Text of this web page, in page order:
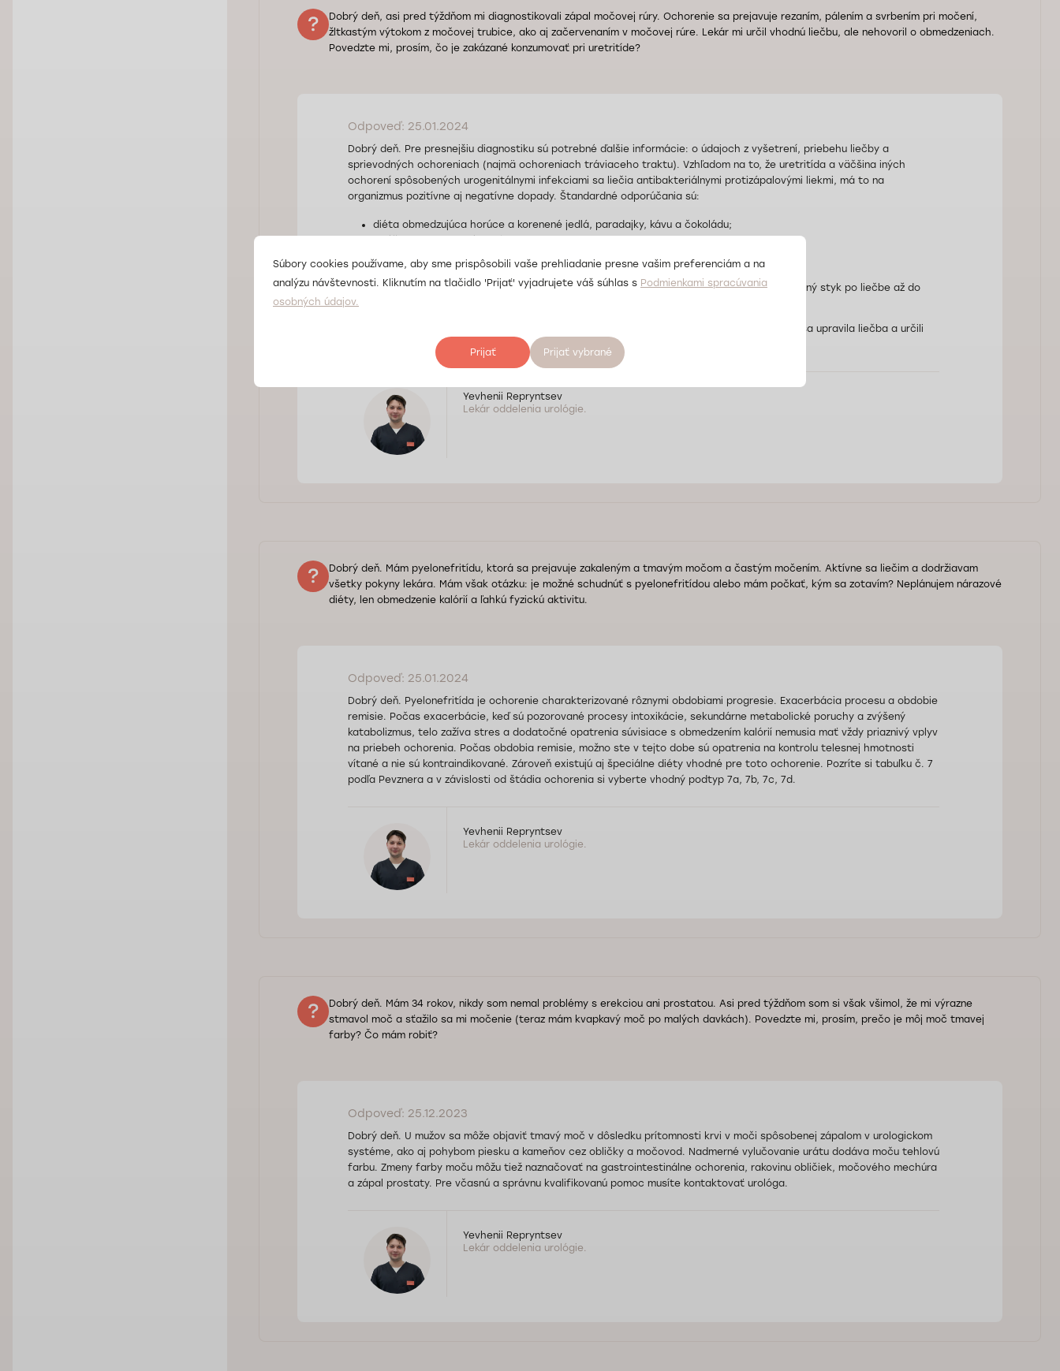
Dobrý deň, asi pred týždňom mi diagnostikovali zápal močovej rúry. Ochorenie sa prejavuje rezaním, pálením a svrbením pri močení,
žltkastým výtokom z močovej trubice, ako aj začervenaním v močovej rúre. Lekár mi určil vhodnú liečbu, ale nehovoril o obmedzeniach.
Povedzte mi, prosím, čo je zakázané konzumovať pri uretritíde?
Odpoveď: 25.01.2024
Dobrý deň. Pre presnejšiu diagnostiku sú potrebné ďalšie informácie: o údajoch z vyšetrení, priebehu liečby a
sprievodných ochoreniach (najmä ochoreniach tráviaceho traktu). Vzhľadom na to, že uretritída a väčšina iných
ochorení spôsobených urogenitálnymi infekciami sa liečia antibakteriálnymi protizápalovými liekmi, má to na
organizmus pozitívne aj negatívne dopady. Štandardné odporúčania sú:
diéta obmedzujúca horúce a korenené jedlá, paradajky, kávu a čokoládu;
hygiena vonkajších genitálií;
obmedzenie fyzickej aktivity počas obdobia antibakteriálnej terapie;
sexuálny pokoj (abstinencia od pohlavného styku) počas liečby, ako aj chránený pohlavný styk po liečbe až do
Ak sa stav zhorší a nie je pozitívna dynamika liečby, odporúča sa opätovné vyšetrenie, aby sa upravila liečba a určili
ďalšie postupy liečby. Prajeme Vám pekný deň a skoré uzdravenie.
Yevhenii Repryntsev
Lekár oddelenia urológie.
Dobrý deň. Mám pyelonefritídu, ktorá sa prejavuje zakaleným a tmavým močom a častým močením. Aktívne sa liečim a dodržiavam
všetky pokyny lekára. Mám však otázku: je možné schudnúť s pyelonefritídou alebo mám počkať, kým sa zotavím? Neplánujem nárazové
diéty, len obmedzenie kalórií a ľahkú fyzickú aktivitu.
Odpoveď: 25.01.2024
Dobrý deň. Pyelonefritída je ochorenie charakterizované rôznymi obdobiami progresie. Exacerbácia procesu a obdobie
remisie. Počas exacerbácie, keď sú pozorované procesy intoxikácie, sekundárne metabolické poruchy a zvýšený
katabolizmus, telo zažíva stres a dodatočné opatrenia súvisiace s obmedzením kalórií nemusia mať vždy priaznivý vplyv
na priebeh ochorenia. Počas obdobia remisie, možno ste v tejto dobe sú opatrenia na kontrolu telesnej hmotnosti
vítané a nie sú kontraindikované. Zároveň existujú aj špeciálne diéty vhodné pre toto ochorenie. Pozríte si tabuľku č. 7
podľa Pevznera a v závislosti od štádia ochorenia si vyberte vhodný podtyp 7a, 7b, 7c, 7d.
Yevhenii Repryntsev
Lekár oddelenia urológie.
Dobrý deň. Mám 34 rokov, nikdy som nemal problémy s erekciou ani prostatou. Asi pred týždňom som si však všimol, že mi výrazne
stmavol moč a sťažilo sa mi močenie (teraz mám kvapkavý moč po malých davkách). Povedzte mi, prosím, prečo je môj moč tmavej
farby? Čo mám robiť?
Odpoveď: 25.12.2023
Dobrý deň. U mužov sa môže objaviť tmavý moč v dôsledku prítomnosti krvi v moči spôsobenej zápalom v urologickom
systéme, ako aj pohybom piesku a kameňov cez obličky a močovod. Nadmerné vylučovanie urátu dodáva moču tehlovú
farbu. Zmeny farby moču môžu tiež naznačovať na gastrointestinálne ochorenia, rakovinu obličiek, močového mechúra
a zápal prostaty. Pre včasnú a správnu kvalifikovanú pomoc musíte kontaktovať urológa.
Yevhenii Repryntsev
Lekár oddelenia urológie.
Súbory cookies používame, aby sme prispôsobili vaše prehliadanie presne vašim preferenciám a na
analýzu návštevnosti. Kliknutím na tlačidlo 'Prijať' vyjadrujete váš súhlas s Podmienkami spracúvania
osobných údajov.
Prijať Prijať vybrané